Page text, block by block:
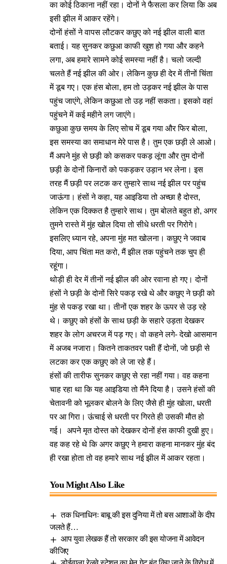
का कोई ठिकाना नहीं रहा। दोनों ने फैसला कर लिया कि अब
इसी झील में आकर रहेंगे।
दोनों हंसों ने वापस लौटकर कछुए को नई झील वाली बात
बताई। यह सुनकर कछुआ काफी खुश हो गया और कहने
लगा, अब हमारे सामने कोई समस्या नहीं है। चलो जल्दी
चलते हैं नई झील की ओर। लेकिन कुछ ही देर में तीनों चिंता
में डूब गए। एक हंस बोला, हम तो उड़कर नई झील के पास
पहुंच जाएंगे, लेकिन कछुआ तो उड़ नहीं सकता। इसको वहां
पहुंचने में कई महीने लग जाएंगे।
कछुआ कुछ समय के लिए सोच में डूब गया और फिर बोला,
इस समस्या का समाधान मेरे पास है। तुम एक छड़ी ले आओ।
मैं अपने मुंह से छड़ी को कसकर पकड़ लूंगा और तुम दोनों
छड़ी के दोनों किनारों को पकड़कर उड़ान भर लेना। इस
तरह मैं छड़ी पर लटक कर तुम्हारे साथ नई झील पर पहुंच
जाऊंगा। हंसों ने कहा, यह आइडिया तो अच्छा है दोस्त,
लेकिन एक दिक्कत है तुम्हारे साथ। तुम बोलते बहुत हो, अगर
तुमने रास्ते में मुंह खोल दिया तो सीधे धरती पर गिरोगे।
इसलिए ध्यान रहे, अपना मुंह मत खोलना। कछुए ने जवाब
दिया, आप चिंता मत करो, मैं झील तक पहुंचने तक चुप ही
रहूंगा।
थोड़ी ही देर में तीनों नई झील की ओर रवाना हो गए। दोनों
हंसों ने छड़ी के दोनों सिरे पकड़ रखे थे और कछुए ने छड़ी को
मुंह से पकड़ रखा था। तीनों एक शहर के ऊपर से उड़ रहे
थे। कछुए को हंसों के साथ छड़ी के सहारे उड़ता देखकर
शहर के लोग अचरज में पड़ गए। वो कहने लगे- देखो आसमान
में अजब नजारा। कितने ताकतवर पक्षी हैं दोनों, जो छड़ी से
लटका कर एक कछुए को ले जा रहे हैं।
हंसों की तारीफ सुनकर कछुए से रहा नहीं गया। वह कहना
चाह रहा था कि यह आइडिया तो मैंने दिया है। उसने हंसों की
चेतावनी को भूलकर बोलने के लिए जैसे ही मुंह खोला, धरती
पर आ गिरा। ऊंचाई से धरती पर गिरते ही उसकी मौत हो
गई। अपने मृत दोस्त को देखकर दोनों हंस काफी दुखी हुए।
वह कह रहे थे कि अगर कछुए ने हमारा कहना मानकर मुंह बंद
ही रखा होता तो वह हमारे साथ नई झील में आकर रहता।
You Might Also Like
तक धिनाधिनः बाबू की इस दुनिया में तो बस आशाओं के दीप
जलते हैं…
आप युवा लेखक हैं तो सरकार की इस योजना में आवेदन
कीजिए